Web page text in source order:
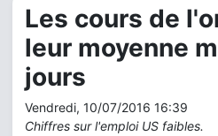
Les cours de
leur moyenne
jours
Vendredi, 10/07/2016 16:39
Chiffres sur l'emploi US faibles.